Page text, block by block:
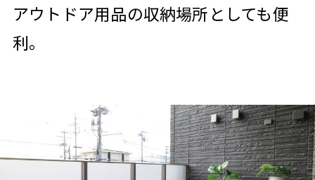
アウトドア用品の収納場所としても便
利。